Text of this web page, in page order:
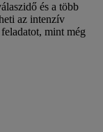
és a több
az intenzív
mint még